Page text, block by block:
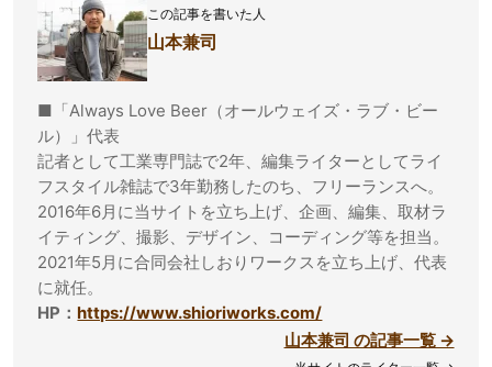
この記事を書いた人
山本兼司
■「Always Love Beer（オールウェイズ・ラブ・ビー
ル）」代表
記者として工業専門誌で2年、編集ライターとしてライ
フスタイル雑誌で3年勤務したのち、フリーランスへ。
2016年6月に当サイトを立ち上げ、企画、編集、取材ラ
イティング、撮影、デザイン、コーディング等を担当。
2021年5月に合同会社しおりワークスを立ち上げ、代表
に就任。
HP：https://www.shioriworks.com/
山本兼司 の記事一覧 →